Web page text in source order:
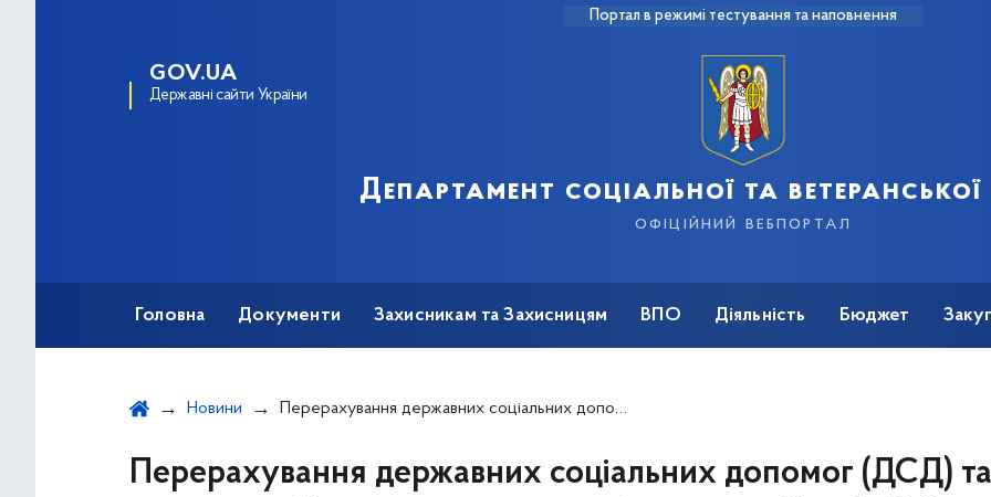
Портал в режимі тестування та наповнення
GOV.UA
Державні сайти України
Департамент соціальної та ветеранської
офіційний вебпортал
Головна Документи Захисникам та Захисницям ВПО Діяльність Бюджет
Новини Перерахування державних соціальних допомог (ДСД) та компенсацій через уповноважені установи банків Київським міським центром по нарахуванню та здійсненню соціальних виплат (11.08.14)
Перерахування державних соціальних допомог (ДСД) та